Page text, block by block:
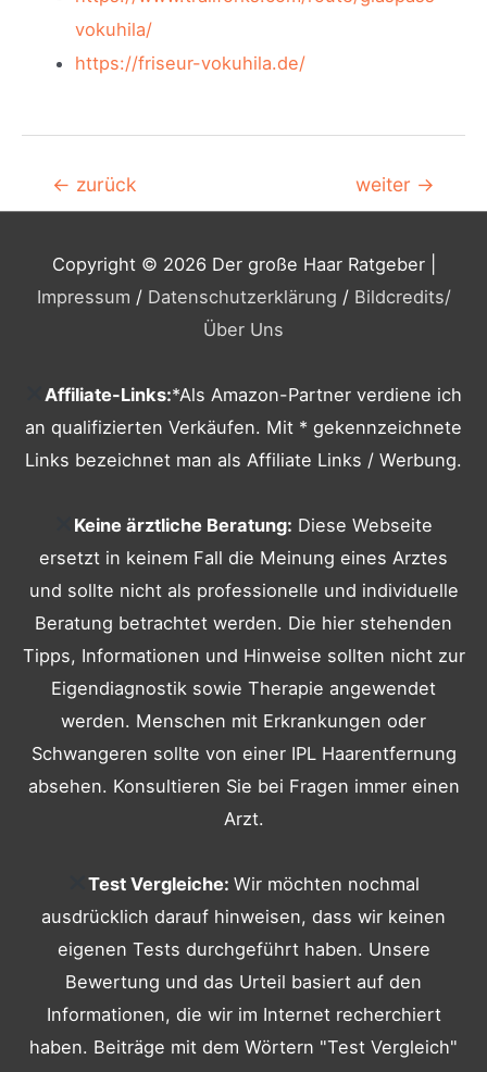
vokuhila/
https://friseur-vokuhila.de/
Beitragsnavigation
← zurück weiter →
Copyright © 2026 Der große Haar Ratgeber|
Impressum / Datenschutzerklärung / Bildcredits/
Über Uns
Affiliate-Links:*Als Amazon-Partner verdiene ich
an qualifizierten Verkäufen. Mit * gekennzeichnete
Links bezeichnet man als Affiliate Links / Werbung.
Keine ärztliche Beratung: Diese Webseite
ersetzt in keinem Fall die Meinung eines Arztes
und sollte nicht als professionelle und individuelle
Beratung betrachtet werden. Die hier stehenden
Tipps, Informationen und Hinweise sollten nicht zur
Eigendiagnostik sowie Therapie angewendet
werden. Menschen mit Erkrankungen oder
Schwangeren sollte von einer IPL Haarentfernung
absehen. Konsultieren Sie bei Fragen immer einen
Arzt.
Test Vergleiche: Wir möchten nochmal
ausdrücklich darauf hinweisen, dass wir keinen
eigenen Tests durchgeführt haben. Unsere
Bewertung und das Urteil basiert auf den
Informationen, die wir im Internet recherchiert
haben. Beiträge mit dem Wörtern "Test Vergleich"